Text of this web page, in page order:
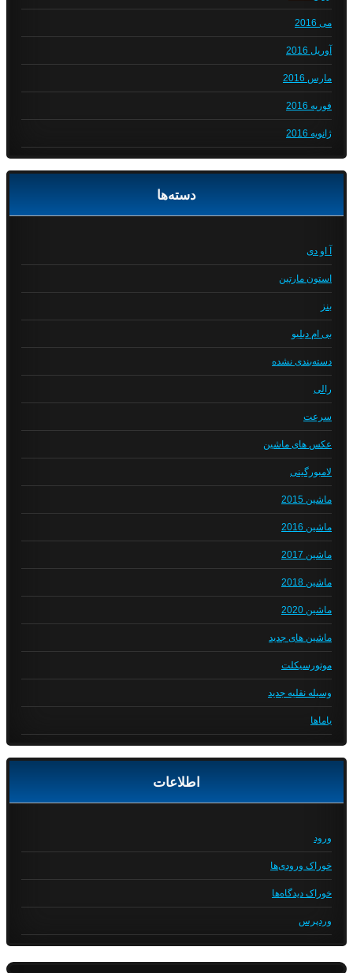
می 2016
آوریل 2016
مارس 2016
فوریه 2016
ژانویه 2016
دسته‌ها
آ او دی
استون مارتین
بنز
بی ام دبلیو
دسته‌بندی نشده
رالی
سرعت
عکس های ماشین
لامبورگینی
ماشین 2015
ماشین 2016
ماشین 2017
ماشین 2018
ماشین 2020
ماشین های جدید
موتورسیکلت
وسیله نقلیه جدید
یاماها
اطلاعات
ورود
خوراک ورودی‌ها
خوراک دیدگاه‌ها
وردپرس